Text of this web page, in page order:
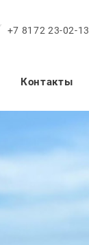
+7 8172 23-02-13
Контакты